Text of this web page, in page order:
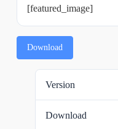
[featured_image]
Download
Version
Download